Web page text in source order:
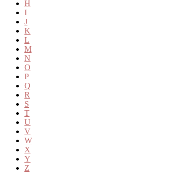
H
I
J
K
L
M
N
O
P
Q
R
S
T
U
V
W
X
Y
Z